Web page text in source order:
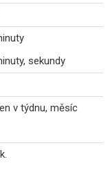
sekundy
v týdnu, měsíc